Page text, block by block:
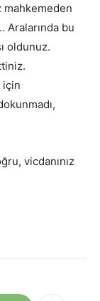
mahkemeden
Aralarında bu
oldunuz.
için
vicdanınız